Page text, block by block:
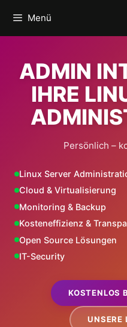
Inhalt
springen
Menü
ADMIN
IHRE
Persönlich –
Linux Server
Cloud & Virtualisierung
Monitoring & Backup
Kosteneffizienz &
Open Source Lösungen
IT-Security
KOSTENLOS
UNSERE